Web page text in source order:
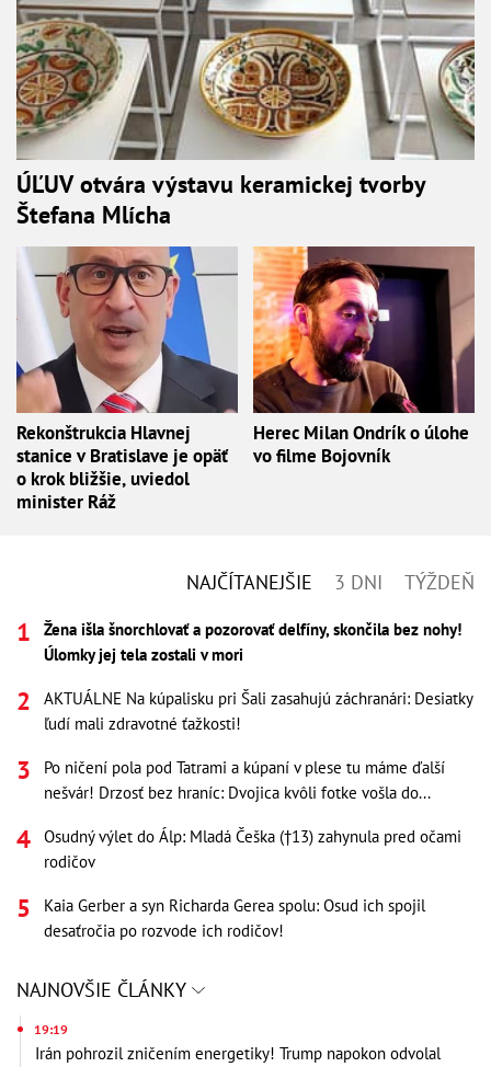
ÚĽUV otvára výstavu keramickej tvorby
Štefana Mlícha
Rekonštrukcia Hlavnej
stanice v Bratislave je opäť
o krok bližšie, uviedol
minister Ráž
Herec Milan Ondrík o úlohe
vo filme Bojovník
NAJČÍTANEJŠIE 3 DNI TÝŽDEŇ
Žena išla šnorchlovať a pozorovať delfíny, skončila bez nohy!
Úlomky jej tela zostali v mori
AKTUÁLNE Na kúpalisku pri Šali zasahujú záchranári: Desiatky
ľudí mali zdravotné ťažkosti!
Po ničení pola pod Tatrami a kúpaní v plese tu máme ďalší
nešvár! Drzosť bez hraníc: Dvojica kvôli fotke vošla do...
Osudný výlet do Álp: Mladá Češka (†13) zahynula pred očami
rodičov
Kaia Gerber a syn Richarda Gerea spolu: Osud ich spojil
desaťročia po rozvode ich rodičov!
NAJNOVŠIE ČLÁNKY
19:19
Irán pohrozil zničením energetiky! Trump napokon odvolal